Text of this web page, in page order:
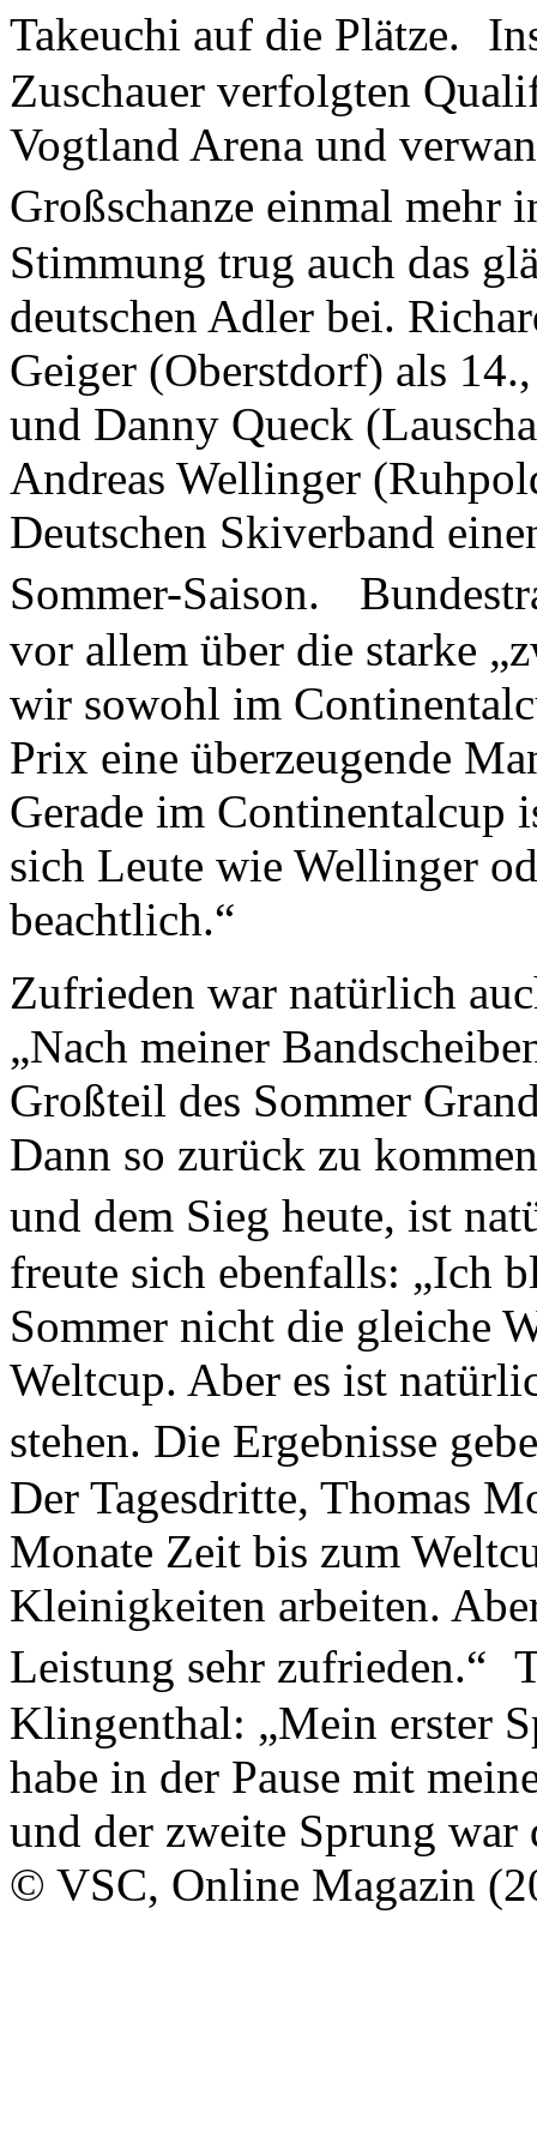
Takeuchi auf die Plätze.
Zuschauer verfolgten
Vogtland Arena und
Großschanze einmal
Stimmung trug auch das
deutschen Adler bei.
Geiger (Oberstdorf) als
und Danny Queck
Andreas Wellinger
Deutschen Skiverband
Sommer-Saison.
vor allem über die starke
wir sowohl im
Prix eine überzeugende
Gerade im Continentalcup
sich Leute wie Wellinger
beachtlich.“
Zufrieden war natürlich
„Nach meiner
Großteil des Sommer
Dann so zurück zu
und dem Sieg heute, ist
freute sich ebenfalls: „Ich
Sommer nicht die gleiche
Weltcup. Aber es ist
stehen. Die Ergebnisse
Der Tagesdritte, Thomas
Monate Zeit bis zum
Kleinigkeiten arbeiten.
Leistung sehr zufrieden.“
Klingenthal: „Mein erster
habe in der Pause mit
und der zweite Sprung war
© VSC, Online Magazin